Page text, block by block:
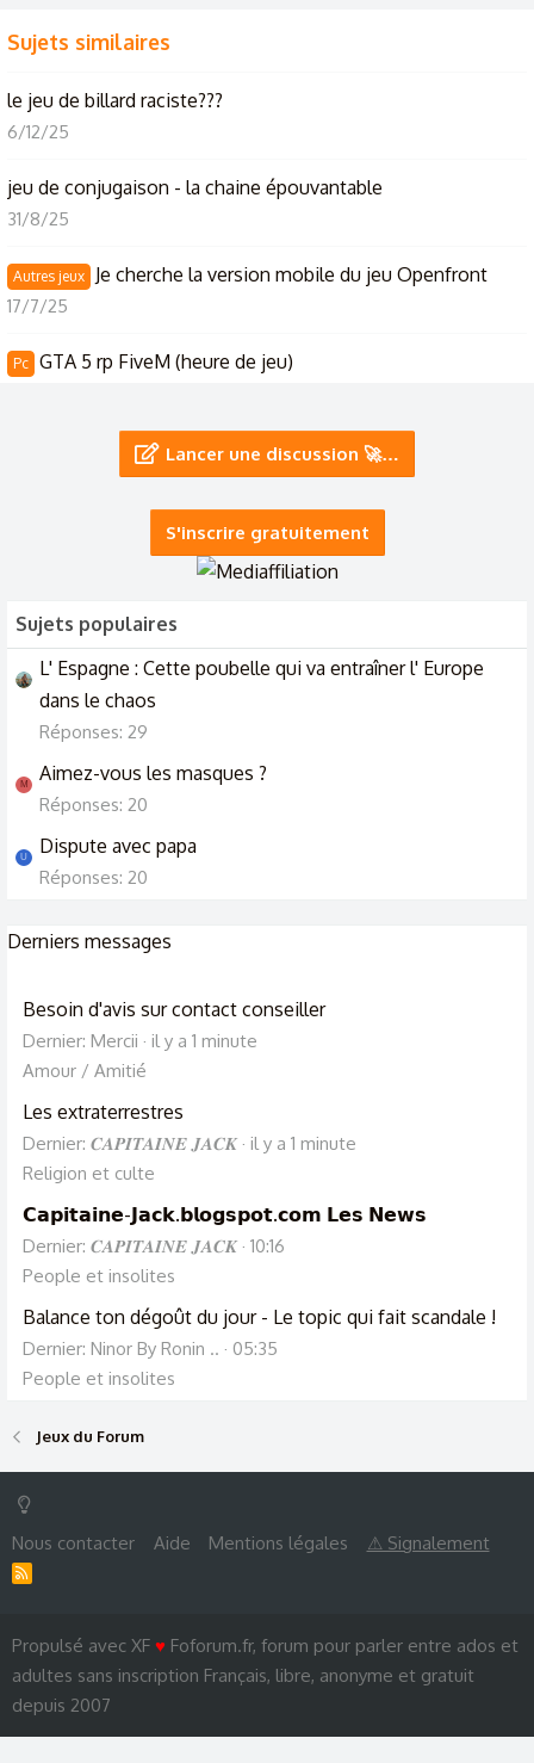
Sujets similaires
le jeu de billard raciste???
6/12/25
jeu de conjugaison - la chaine épouvantable
31/8/25
Autres jeux Je cherche la version mobile du jeu Openfront
17/7/25
Pc GTA 5 rp FiveM (heure de jeu)
Le jeu des PrénomsLancer une discussion 🚀…
S'inscrire gratuitement
Sujets populaires
L' Espagne : Cette poubelle qui va entraîner l' Europe
dans le chaos
Réponses: 29
M Aimez-vous les masques ?
Réponses: 20
Dispute avec papa
Réponses: 20
Derniers messages
Besoin d'avis sur contact conseiller
Dernier: Mercii
il y a 1 minute
Amour / Amitié
Les extraterrestres
Dernier: 𝑪𝑨𝑷𝑰𝑻𝑨𝑰𝑵𝑬 𝑱𝑨𝑪𝑲 il y a 1 minute
Religion et culte
𝗖𝗮𝗽𝗶𝘁𝗮𝗶𝗻𝗲-𝗝𝗮𝗰𝗸.𝗯𝗹𝗼𝗴𝘀𝗽𝗼𝘁.𝗰𝗼𝗺 𝗟𝗲𝘀 𝗡𝗲𝘄𝘀
Dernier: 𝑪𝑨𝑷𝑰𝑻𝑨𝑰𝑵𝑬 𝑱𝑨𝑪𝑲 10:16
People et insolites
Balance ton dégoût du jour - Le topic qui fait scandale !
Dernier: Ninor By Ronin ..
05:35
People et insolites
Jeux du Forum
Nous contacter Aide Mentions légales ⚠ Signalement
Propulsé avec XF ♥ Foforum.fr, forum pour parler entre ados et
adultes sans inscription Français, libre, anonyme et gratuit
depuis 2007